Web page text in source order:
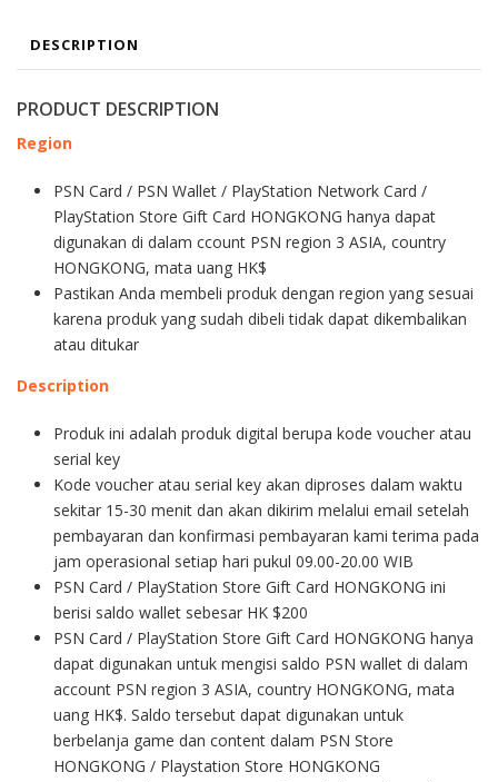
DESCRIPTION
PRODUCT DESCRIPTION
Region
PSN Card / PSN Wallet / PlayStation Network Card /
PlayStation Store Gift Card HONGKONG hanya dapat
digunakan di dalam ccount PSN region 3 ASIA, country
HONGKONG, mata uang HK$
Pastikan Anda membeli produk dengan region yang sesuai
karena produk yang sudah dibeli tidak dapat dikembalikan
atau ditukar
Description
Produk ini adalah produk digital berupa kode voucher atau
serial key
Kode voucher atau serial key akan diproses dalam waktu
sekitar 15-30 menit dan akan dikirim melalui email setelah
pembayaran dan konfirmasi pembayaran kami terima pada
jam operasional setiap hari pukul 09.00-20.00 WIB
PSN Card / PlayStation Store Gift Card HONGKONG ini
berisi saldo wallet sebesar HK $200
PSN Card / PlayStation Store Gift Card HONGKONG hanya
dapat digunakan untuk mengisi saldo PSN wallet di dalam
account PSN region 3 ASIA, country HONGKONG, mata
uang HK$. Saldo tersebut dapat digunakan untuk
berbelanja game dan content dalam PSN Store
HONGKONG / Playstation Store HONGKONG